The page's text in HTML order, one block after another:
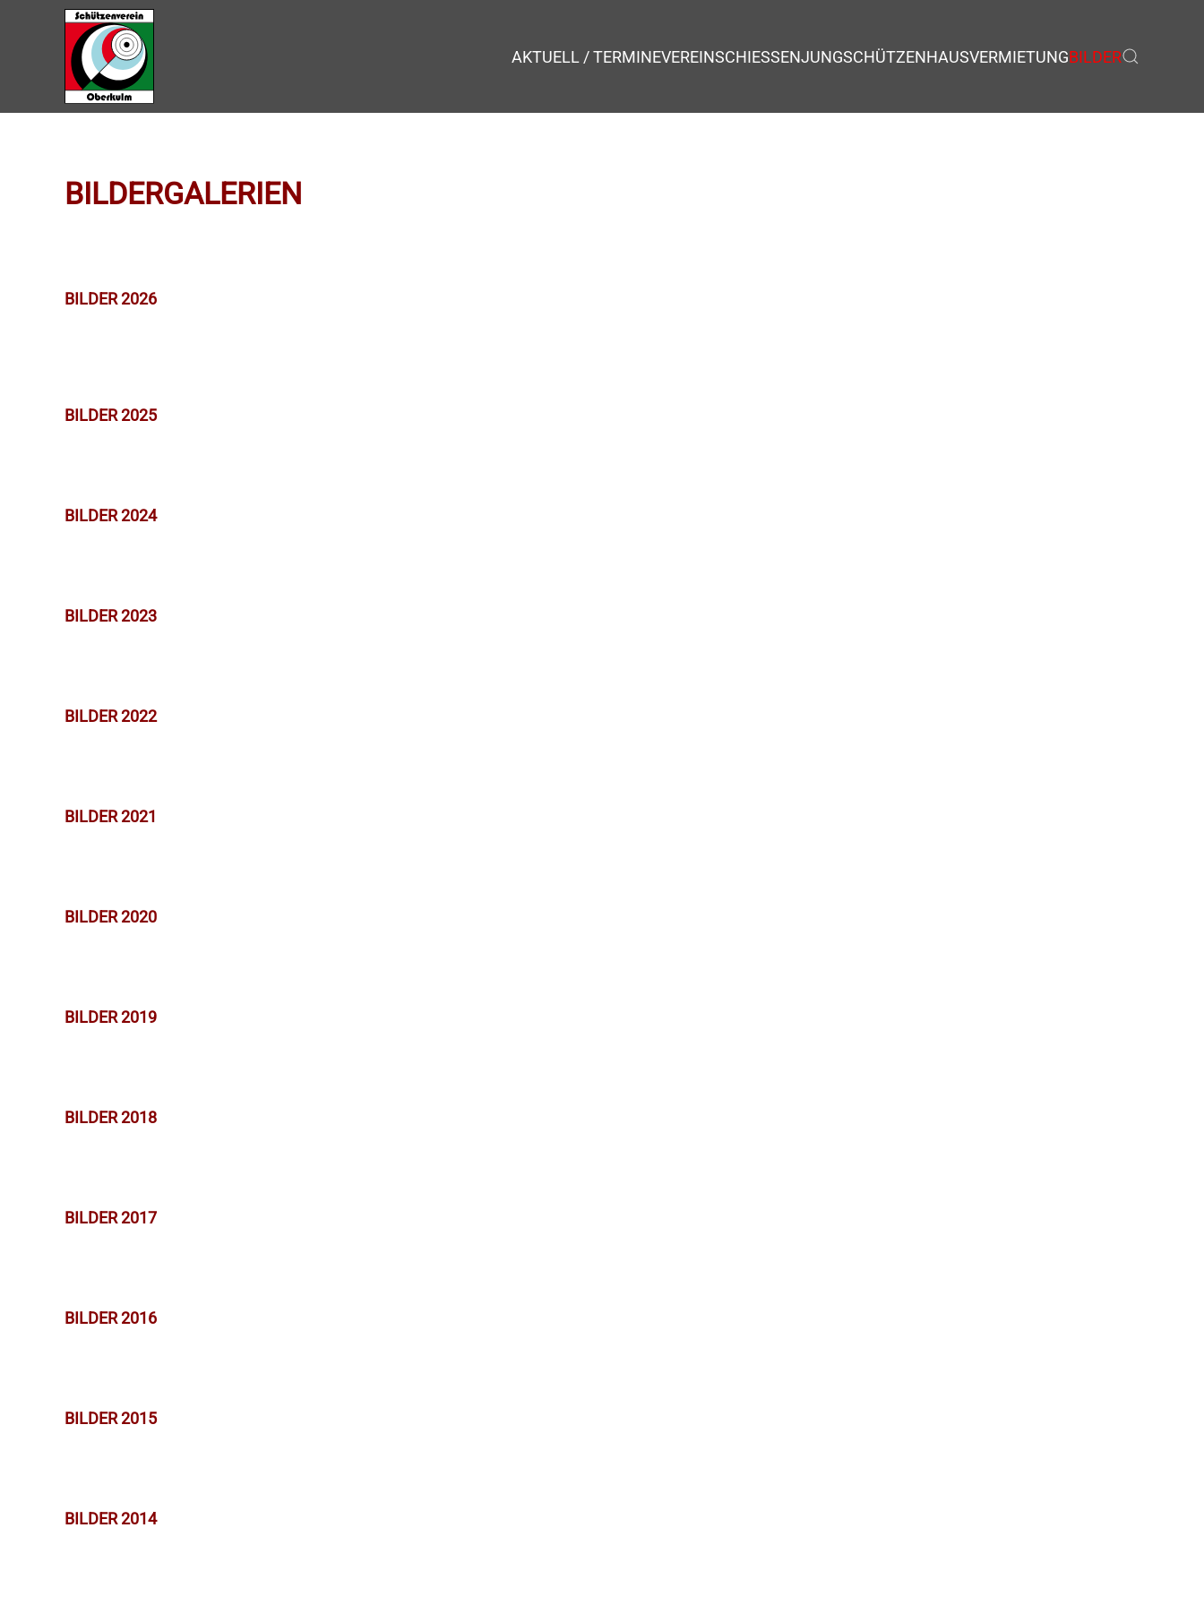
Zum Hauptinhalt springen AKTUELL / TERMINEVEREINSCHIESSENJUNGSCHÜTZENHAUSVERMIETUNGBILDER
BILDERGALERIEN
BILDER 2026
BILDER 2025
BILDER 2024
BILDER 2023
BILDER 2022
BILDER 2021
BILDER 2020
BILDER 2019
BILDER 2018
BILDER 2017
BILDER 2016
BILDER 2015
BILDER 2014